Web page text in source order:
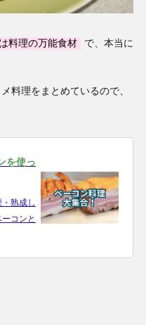
料理の万能食材
で、本当に
料理をまとめているので、
を使っ
熟成し
コンと